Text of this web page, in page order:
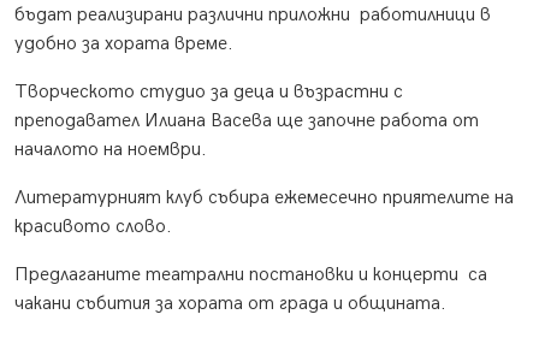
бъдат реализирани различни приложни работилници в
удобно за хората време.
Творческото студио за деца и възрастни с
преподавател Илиана Васева ще започне работа от
началото на ноември.
Литературният клуб събира ежемесечно приятелите на
красивото слово.
Предлаганите театрални постановки и концерти са
чакани събития за хората от града и общината.